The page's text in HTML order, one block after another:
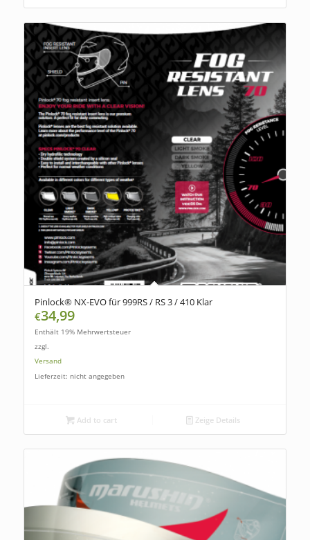
Pinlock® NX-EVO für 999RS / RS 3 / 410 Klar
€34,99
Enthält 19% Mehrwertsteuer
zzgl.
Versand
Lieferzeit: nicht angegeben
Add to cart Zeige Details